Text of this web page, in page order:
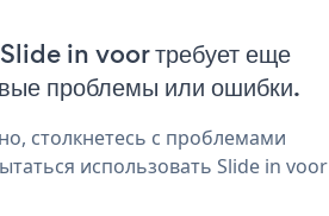
Slide in voor требует еще
проблемы или ошибки.
столкнетесь с проблемами
использовать Slide in voor